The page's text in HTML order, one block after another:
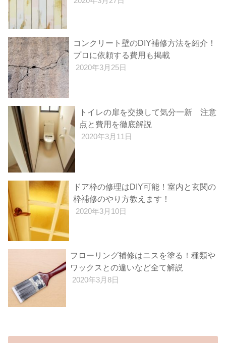
コンクリート壁のDIY補修方法を紹介！
プロに依頼する費用も掲載
2020年3月25日
トイレの扉を交換して気分一新 注意
点と費用を徹底解説
2020年3月11日
ドア枠の修理はDIY可能！室内と玄関の
枠補修のやり方教えます！
2020年3月10日
フローリング補修はニスを塗る！種類や
ワックスとの違いなど全て解説
2020年3月8日